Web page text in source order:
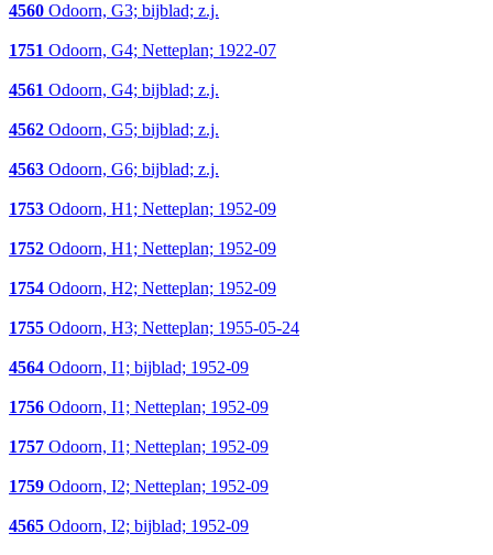
4560 Odoorn, G3; bijblad; z.j.
1751 Odoorn, G4; Netteplan; 1922-07
4561 Odoorn, G4; bijblad; z.j.
4562 Odoorn, G5; bijblad; z.j.
4563 Odoorn, G6; bijblad; z.j.
1753 Odoorn, H1; Netteplan; 1952-09
1752 Odoorn, H1; Netteplan; 1952-09
1754 Odoorn, H2; Netteplan; 1952-09
1755 Odoorn, H3; Netteplan; 1955-05-24
4564 Odoorn, I1; bijblad; 1952-09
1756 Odoorn, I1; Netteplan; 1952-09
1757 Odoorn, I1; Netteplan; 1952-09
1759 Odoorn, I2; Netteplan; 1952-09
4565 Odoorn, I2; bijblad; 1952-09